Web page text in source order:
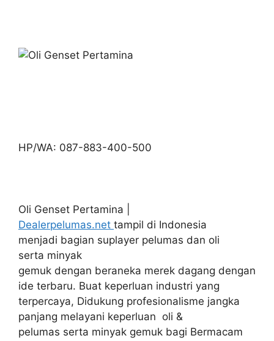
HP/WA: 087-883-400-500
Oli Genset Pertamina |
Dealerpelumas.net tampil di Indonesia
menjadi bagian suplayer pelumas dan oli
serta minyak
gemuk dengan beraneka merek dagang dengan
ide terbaru. Buat keperluan industri yang
terpercaya, Didukung profesionalisme jangka
panjang melayani keperluan oli &
pelumas serta minyak gemuk bagi Bermacam